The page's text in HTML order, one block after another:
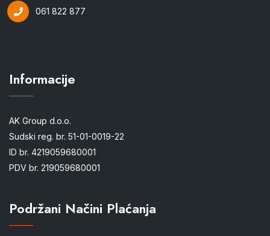
061 822 877
Informacije
AK Group d.o.o.
Sudski reg. br. 51-01-0019-22
ID br. 4219059680001
PDV br. 219059680001
Podržani Načini Plaćanja